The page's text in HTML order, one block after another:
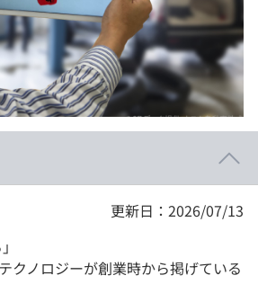
更新日：2026/07/13
クノロジーが創業時から掲げている